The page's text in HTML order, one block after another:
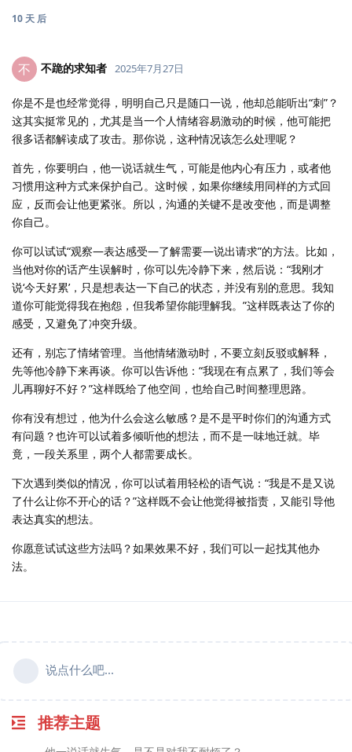
10 天 后
不 不跪的求知者 2025年7月27日
你是不是也经常觉得，明明自己只是随口一说，他却总能听出“刺”？
这其实挺常见的，尤其是当一个人情绪容易激动的时候，他可能把
很多话都解读成了攻击。那你说，这种情况该怎么处理呢？
首先，你要明白，他一说话就生气，可能是他内心有压力，或者他
习惯用这种方式来保护自己。这时候，如果你继续用同样的方式回
应，反而会让他更紧张。所以，沟通的关键不是改变他，而是调整
你自己。
你可以试试“观察—表达感受—了解需要—说出请求”的方法。比如，
当他对你的话产生误解时，你可以先冷静下来，然后说：“我刚才
说‘今天好累’，只是想表达一下自己的状态，并没有别的意思。我知
道你可能觉得我在抱怨，但我希望你能理解我。”这样既表达了你的
感受，又避免了冲突升级。
还有，别忘了情绪管理。当他情绪激动时，不要立刻反驳或解释，
先等他冷静下来再谈。你可以告诉他：“我现在有点累了，我们等会
儿再聊好不好？”这样既给了他空间，也给自己时间整理思路。
你有没有想过，他为什么会这么敏感？是不是平时你们的沟通方式
有问题？也许可以试着多倾听他的想法，而不是一味地迁就。毕
竟，一段关系里，两个人都需要成长。
下次遇到类似的情况，你可以试着用轻松的语气说：“我是不是又说
了什么让你不开心的话？”这样既不会让他觉得被指责，又能引导他
表达真实的想法。
你愿意试试这些方法吗？如果效果不好，我们可以一起找其他办
法。
说点什么吧...
推荐主题